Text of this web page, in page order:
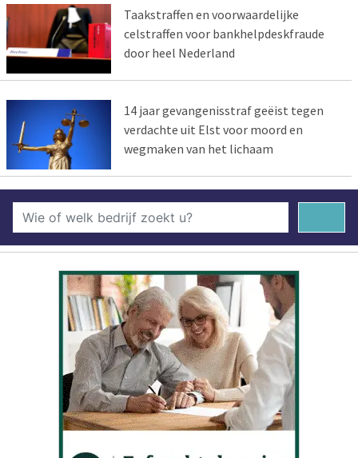
Taakstraffen en voorwaardelijke
celstraffen voor bankhelpdeskfraude
door heel Nederland
14 jaar gevangenisstraf geëist tegen
verdachte uit Elst voor moord en
wegmaken van het lichaam